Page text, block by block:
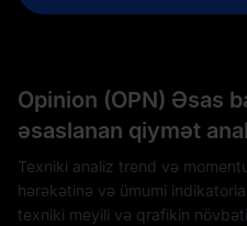
Opinion (OPN) Əsas
əsaslanan qiymət
Texniki analiz trend və
hərəkətinə və ümumi
texniki meyili və qrafikin